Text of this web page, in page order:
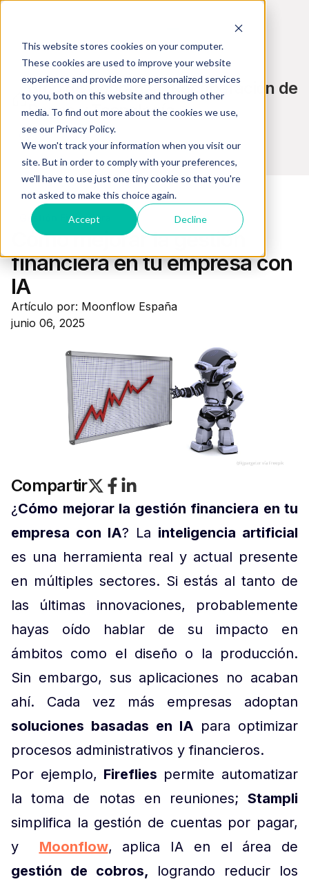
This website stores cookies on your computer.
These cookies are used to improve your website
experience and provide more personalized services
to you, both on this website and through other
media. To find out more about the cookies we use,
see our Privacy Policy.
We won't track your information when you visit our
site. But in order to comply with your preferences,
we'll have to use just one tiny cookie so that you're
not asked to make this choice again.
Accept Decline
Blog de Cobranza, Recuperación de
Pagos y Tecnología
Gestión Financiera
Cómo mejorar la gestión
financiera en tu empresa con
IA
Artículo por: Moonflow España
junio 06, 2025
Compartir
¿Cómo mejorar la gestión financiera en tu
empresa con IA? La inteligencia artificial
es una herramienta real y actual presente
en múltiples sectores. Si estás al tanto de
las últimas innovaciones, probablemente
hayas oído hablar de su impacto en
ámbitos como el diseño o la producción.
Sin embargo, sus aplicaciones no acaban
ahí. Cada vez más empresas adoptan
soluciones basadas en IA para optimizar
procesos administrativos y financieros.
Por ejemplo, Fireflies permite automatizar
la toma de notas en reuniones; Stampli
simplifica la gestión de cuentas por pagar,
y Moonflow, aplica IA en el área de
gestión de cobros, logrando reducir los